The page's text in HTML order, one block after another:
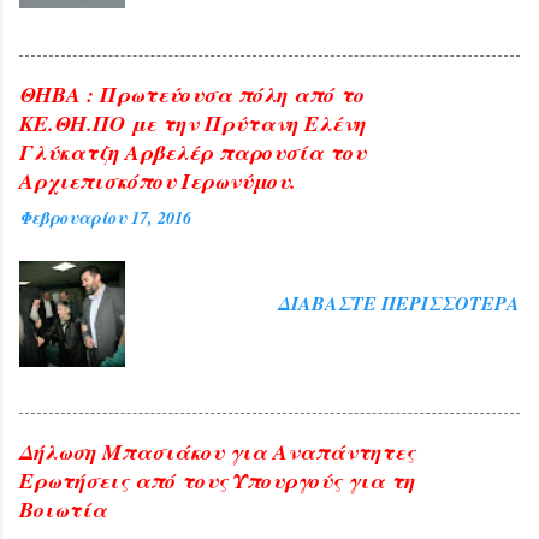
ΘΗΒΑ : Πρωτεύουσα πόλη από το
ΚΕ.ΘΗ.ΠΟ με την Πρύτανη Ελένη
Γλύκατζη Αρβελέρ παρουσία του
Αρχιεπισκόπου Ιερωνύμου.
Φεβρουαρίου 17, 2016
ΔΙΑΒΆΣΤΕ ΠΕΡΙΣΣΌΤΕΡΑ
Δήλωση Μπασιάκου για Αναπάντητες
Ερωτήσεις από τους Υπουργούς για τη
Βοιωτία